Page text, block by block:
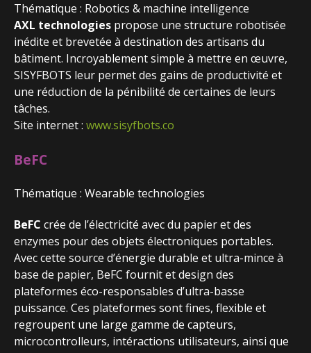
Thématique : Robotics & machine intelligence
AXL technologies propose une structure robotisée
inédite et brevetée à destination des artisans du
bâtiment. Incroyablement simple à mettre en œuvre,
SISYFBOTS leur permet des gains de productivité et
une réduction de la pénibilité de certaines de leurs
tâches.
Site internet : www.sisyfbots.co
BeFC
Thématique : Wearable technologies
BeFC crée de l’électricité avec du papier et des
enzymes pour des objets électroniques portables.
Avec cette source d’énergie durable et ultra-mince à
base de papier, BeFC fournit et design des
plateformes éco-responsables d’ultra-basse
puissance. Ces plateformes sont fines, flexible et
regroupent une large gamme de capteurs,
microcontrolleurs, intéractions utilisateurs, ainsi que